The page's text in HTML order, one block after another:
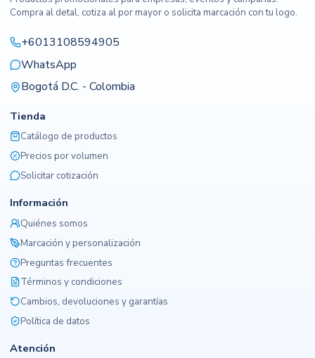
Compra al detal, cotiza al por mayor o solicita marcación con tu logo.
+6013108594905
WhatsApp
Bogotá D.C. - Colombia
Tienda
Catálogo de productos
Precios por volumen
Solicitar cotización
Información
Quiénes somos
Marcación y personalización
Preguntas frecuentes
Términos y condiciones
Cambios, devoluciones y garantías
Política de datos
Atención